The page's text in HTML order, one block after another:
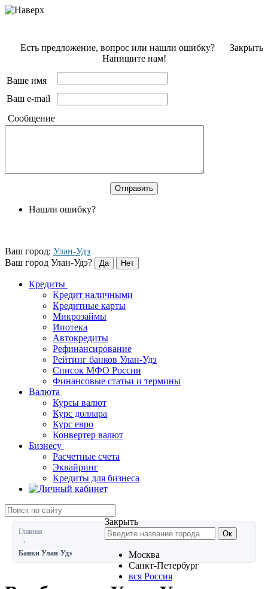
Закрыть
Есть предложение, вопрос или нашли ошибку?
Напишите нам!
Ваше имя
Ваш e-mail
Сообщение
Нашли ошибку?
Ваш город: Улан-Удэ
Ваш город Улан-Удэ?
Кредиты
Кредит наличными
Кредитные карты
Микрозаймы
Ипотека
Автокредиты
Рефинансирование
Рейтинг банков Улан-Удэ
Список МФО России
Финансовые статьи и термины
Валюта
Курсы валют
Курс доллара
Курс евро
Конвертер валют
Бизнесу
Расчетные счета
Эквайринг
Кредиты для бизнеса
Закрыть
Москва
Санкт-Петербург
вся Россия
Главная
Банки Улан-Удэ